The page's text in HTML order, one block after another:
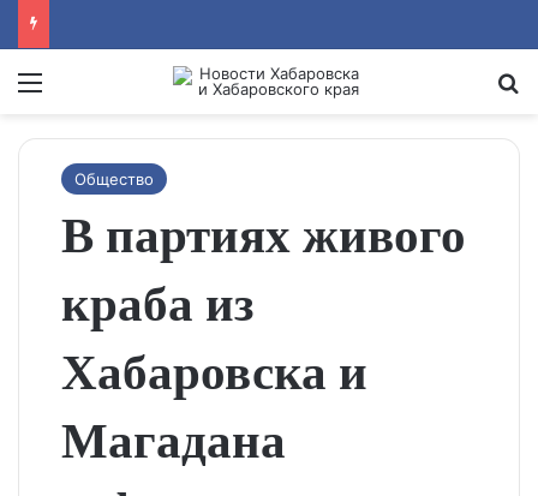
Menu
Общество
В партиях живого
краба из
Хабаровска и
Магадана